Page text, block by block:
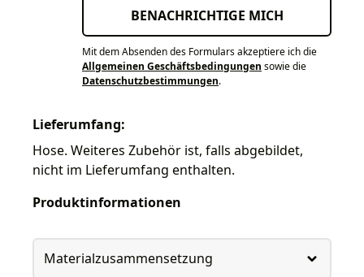
BENACHRICHTIGE MICH
Mit dem Absenden des Formulars akzeptiere ich die
Allgemeinen Geschäftsbedingungen sowie die
Datenschutzbestimmungen.
Lieferumfang:
Hose. Weiteres Zubehör ist, falls abgebildet,
nicht im Lieferumfang enthalten.
Produktinformationen
Materialzusammensetzung